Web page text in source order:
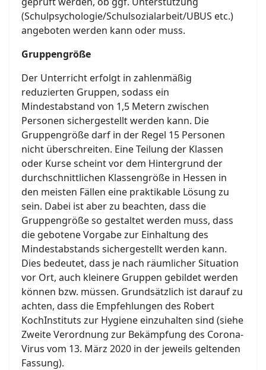
(Schulpsychologie/Schulsozialarbeit/UBUS etc.)
angeboten werden kann oder muss.
Gruppengröße
Der Unterricht erfolgt in zahlenmäßig
reduzierten Gruppen, sodass ein
Mindestabstand von 1,5 Metern zwischen
Personen sichergestellt werden kann. Die
Gruppengröße darf in der Regel 15 Personen
nicht überschreiten. Eine Teilung der Klassen
oder Kurse scheint vor dem Hintergrund der
durchschnittlichen Klassengröße in Hessen in
den meisten Fällen eine praktikable Lösung zu
sein. Dabei ist aber zu beachten, dass die
Gruppengröße so gestaltet werden muss, dass
die gebotene Vorgabe zur Einhaltung des
Mindestabstands sichergestellt werden kann.
Dies bedeutet, dass je nach räumlicher Situation
vor Ort, auch kleinere Gruppen gebildet werden
können bzw. müssen. Grundsätzlich ist darauf zu
achten, dass die Empfehlungen des Robert
KochInstituts zur Hygiene einzuhalten sind (siehe
Zweite Verordnung zur Bekämpfung des Corona-
Virus vom 13. März 2020 in der jeweils geltenden
Fassung).